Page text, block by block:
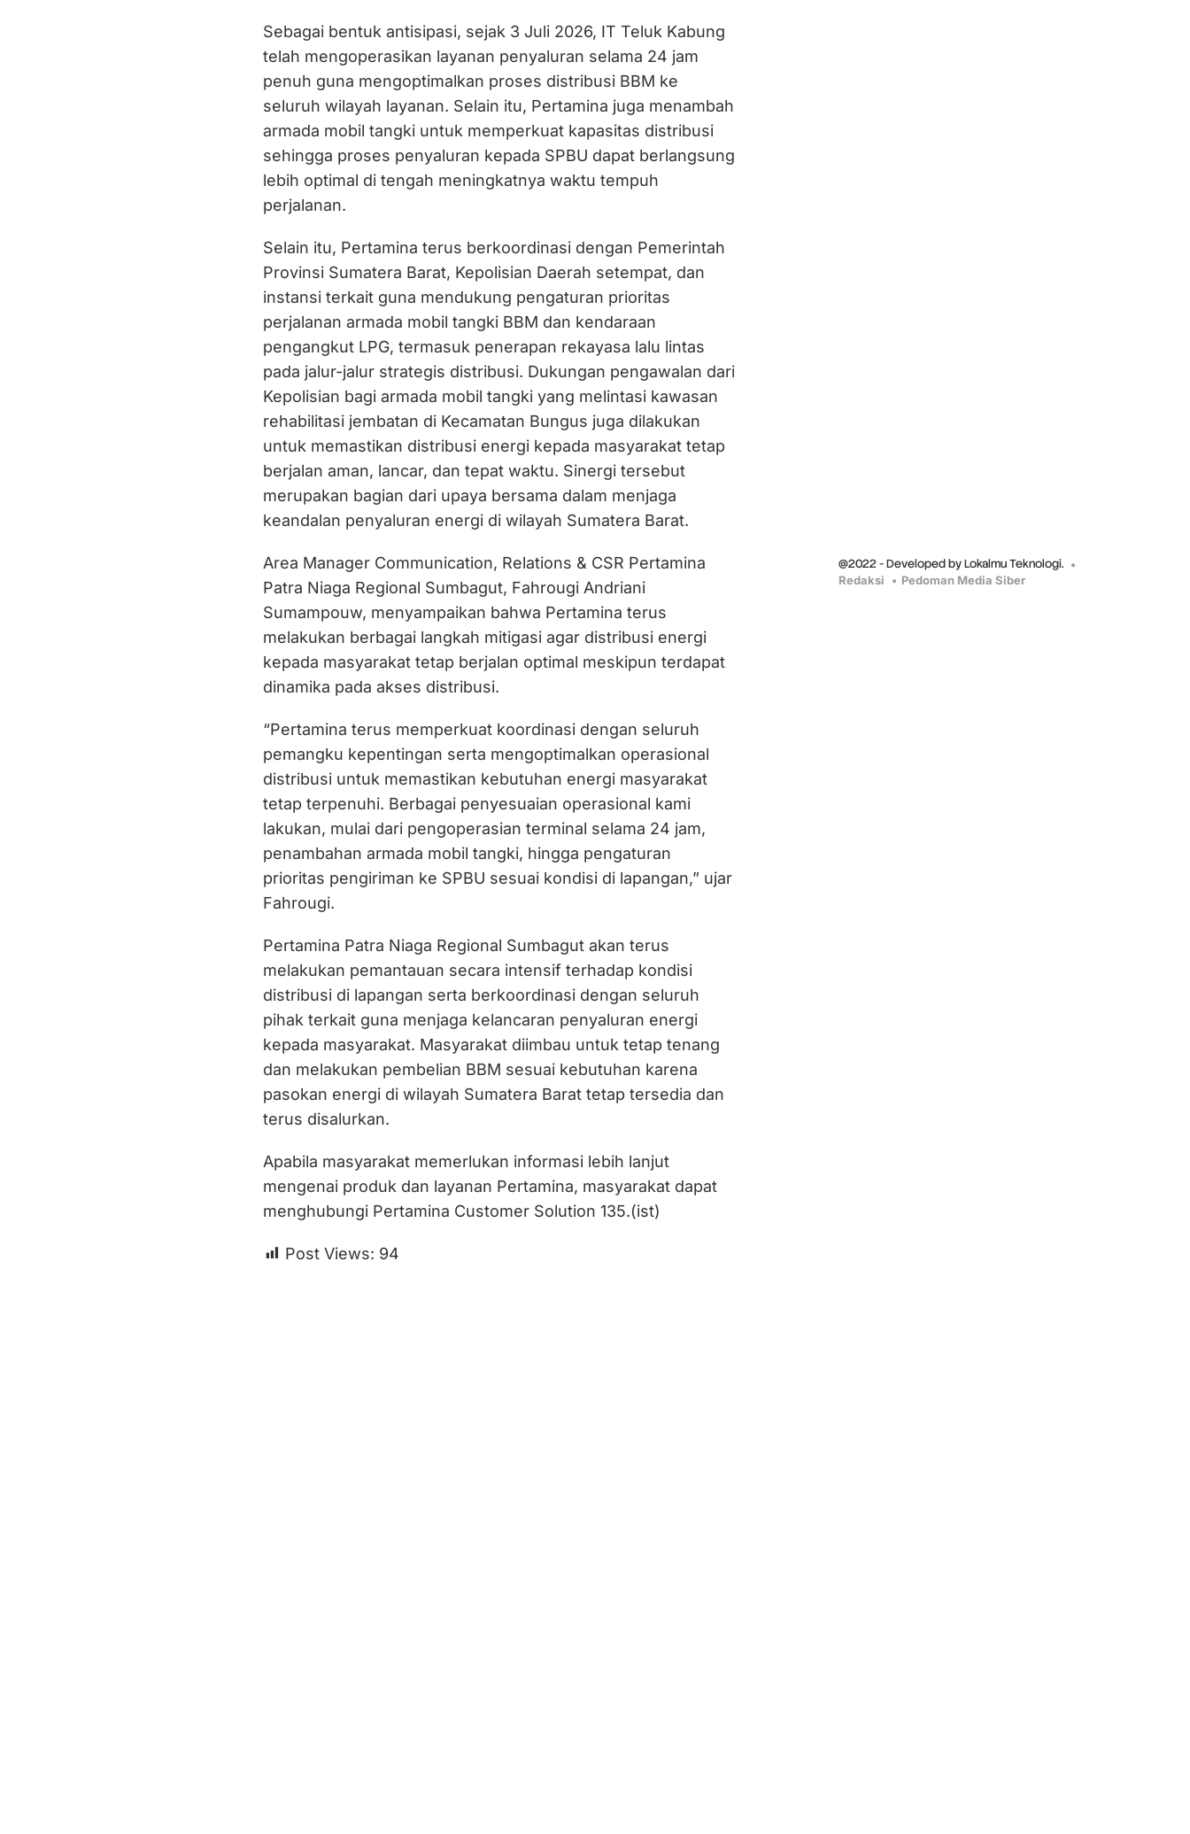
Sebagai bentuk antisipasi, sejak 3 Juli 2026, IT Teluk Kabung
telah mengoperasikan layanan penyaluran selama 24 jam
penuh guna mengoptimalkan proses distribusi BBM ke
seluruh wilayah layanan. Selain itu, Pertamina juga menambah
armada mobil tangki untuk memperkuat kapasitas distribusi
sehingga proses penyaluran kepada SPBU dapat berlangsung
lebih optimal di tengah meningkatnya waktu tempuh
perjalanan.
Selain itu, Pertamina terus berkoordinasi dengan Pemerintah
Provinsi Sumatera Barat, Kepolisian Daerah setempat, dan
instansi terkait guna mendukung pengaturan prioritas
perjalanan armada mobil tangki BBM dan kendaraan
pengangkut LPG, termasuk penerapan rekayasa lalu lintas
pada jalur-jalur strategis distribusi. Dukungan pengawalan dari
Kepolisian bagi armada mobil tangki yang melintasi kawasan
rehabilitasi jembatan di Kecamatan Bungus juga dilakukan
untuk memastikan distribusi energi kepada masyarakat tetap
berjalan aman, lancar, dan tepat waktu. Sinergi tersebut
merupakan bagian dari upaya bersama dalam menjaga
keandalan penyaluran energi di wilayah Sumatera Barat.
Area Manager Communication, Relations & CSR Pertamina
Patra Niaga Regional Sumbagut, Fahrougi Andriani
Sumampouw, menyampaikan bahwa Pertamina terus
melakukan berbagai langkah mitigasi agar distribusi energi
kepada masyarakat tetap berjalan optimal meskipun terdapat
dinamika pada akses distribusi.
“Pertamina terus memperkuat koordinasi dengan seluruh
pemangku kepentingan serta mengoptimalkan operasional
distribusi untuk memastikan kebutuhan energi masyarakat
tetap terpenuhi. Berbagai penyesuaian operasional kami
lakukan, mulai dari pengoperasian terminal selama 24 jam,
penambahan armada mobil tangki, hingga pengaturan
prioritas pengiriman ke SPBU sesuai kondisi di lapangan,” ujar
Fahrougi.
Pertamina Patra Niaga Regional Sumbagut akan terus
melakukan pemantauan secara intensif terhadap kondisi
distribusi di lapangan serta berkoordinasi dengan seluruh
pihak terkait guna menjaga kelancaran penyaluran energi
kepada masyarakat. Masyarakat diimbau untuk tetap tenang
dan melakukan pembelian BBM sesuai kebutuhan karena
pasokan energi di wilayah Sumatera Barat tetap tersedia dan
terus disalurkan.
Apabila masyarakat memerlukan informasi lebih lanjut
mengenai produk dan layanan Pertamina, masyarakat dapat
menghubungi Pertamina Customer Solution 135.(ist)
Post Views: 94
@2022 - Developed by Lokalmu Teknologi.
Redaksi Pedoman Media Siber